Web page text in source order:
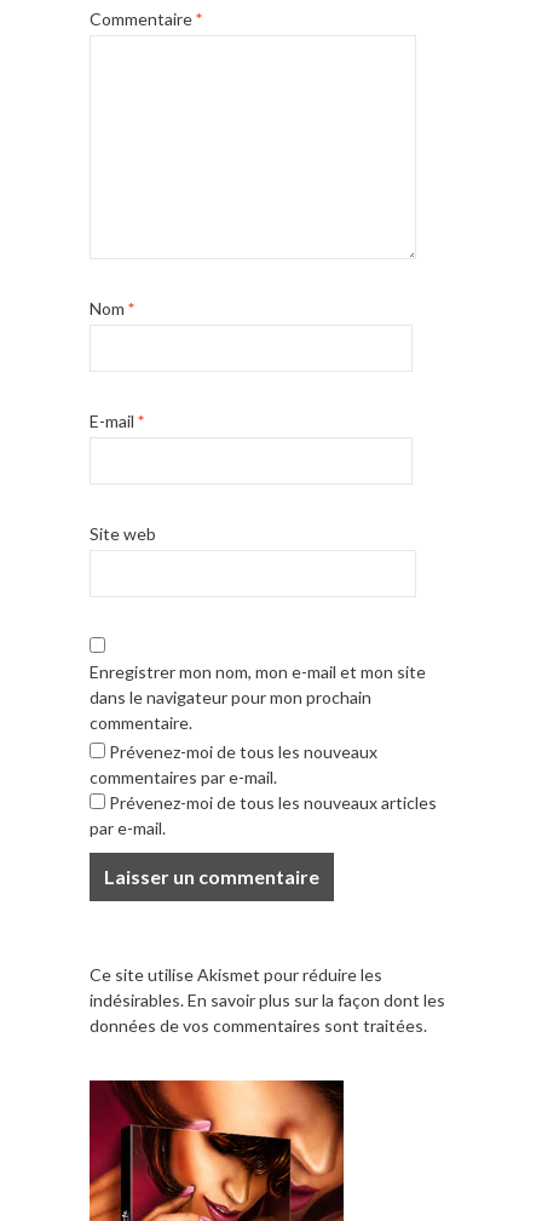
Commentaire*
Nom *
E-mail *
Site web
Enregistrer mon nom, mon e-mail et mon site
dans le navigateur pour mon prochain
commentaire.
Prévenez-moi de tous les nouveaux
commentaires par e-mail.
Prévenez-moi de tous les nouveaux articles
par e-mail.
Ce site utilise Akismet pour réduire les
indésirables.En savoir plus sur la façon dont les
données de vos commentaires sont traitées.